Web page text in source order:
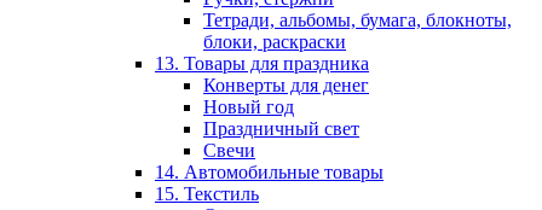
Тетради, альбомы, бумага, блокноты,
блоки, раскраски
13. Товары для праздника
Конверты для денег
Новый год
Праздничный свет
Свечи
14. Автомобильные товары
15. Текстиль